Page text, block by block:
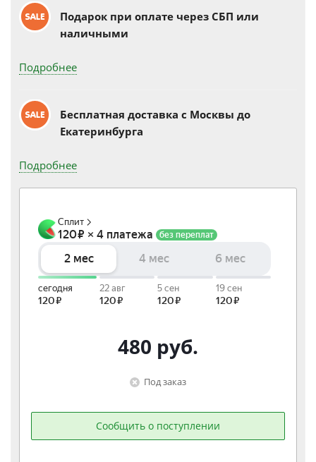
Подарок при оплате через СБП или
наличными
Подробнее
Бесплатная доставка c Москвы до
Екатеринбурга
Подробнее
480 руб.
Под заказ
Сообщить о поступлении